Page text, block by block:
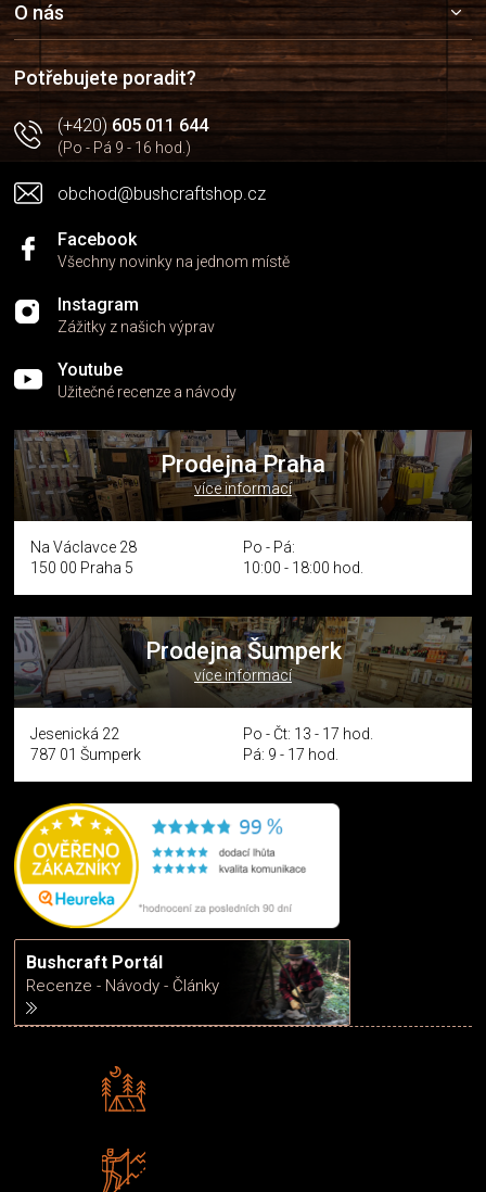
a
t
í
O nás
Potřebujete poradit?
(+420)605 011 644
(Po - Pá 9 - 16 hod.)
obchod@bushcraftshop.cz
Facebook
Všechny novinky na jednom místě
Instagram
Zážitky z našich výprav
Youtube
Užitečné recenze a návody
Prodejna Praha
více informací
Na Václavce 28
150 00 Praha 5
Po - Pá:
10:00 - 18:00 hod.
Prodejna Šumperk
více informací
Jesenická 22
787 01 Šumperk
Po - Čt: 13 - 17 hod.
Pá: 9 - 17 hod.
Bushcraft Portál
Recenze - Návody - Články